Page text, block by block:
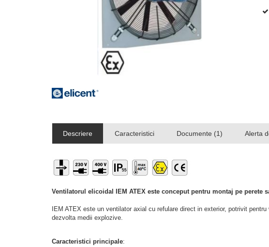
Descriere Caracteristici Documente (1) Alerta
Ventilatorul elicoidal IEM ATEX este conceput pentru montaj pe perete
IEM ATEX este un ventilator axial cu refulare direct in exterior, potrivit
dezvolta medii explozive.
Caracteristici principale: